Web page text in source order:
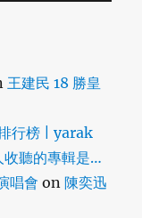
王建民 18 勝皇
行榜 | yarak
聽的專輯是…
唱會 on 陳奕迅